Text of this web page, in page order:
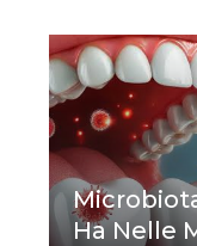
Ha Nelle